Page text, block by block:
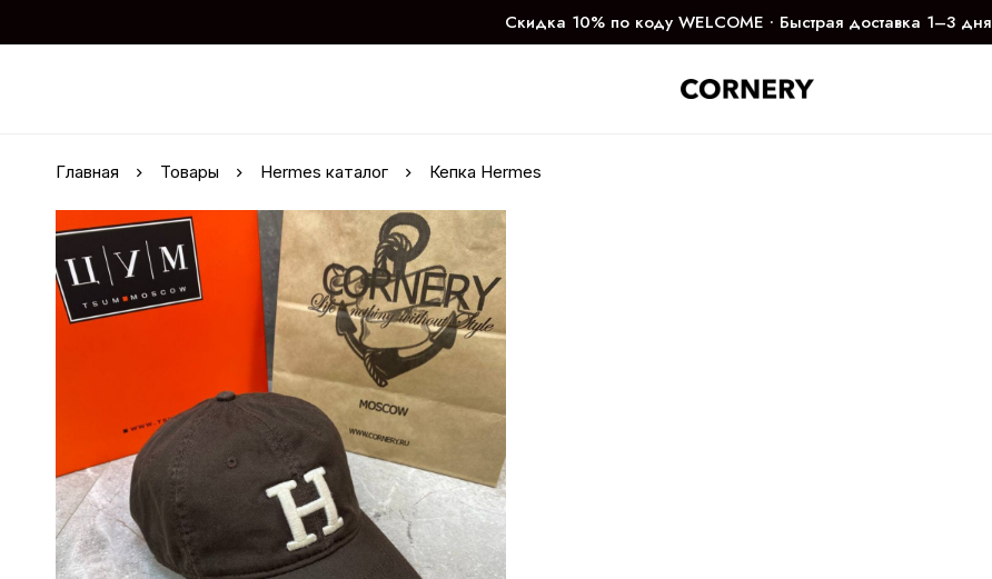
Скидка 10% по коду WELCOME ∙ Быстрая доставка 1–3 дня
Главная Товары Hermes каталог Кепка Hermes